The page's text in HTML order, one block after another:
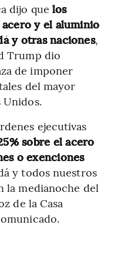
dijo que los
y el aluminio
y otras naciones,
Trump dio
de imponer
del mayor
Unidos.
ejecutivas
sobre el acero
o exenciones
y todos nuestros
la medianoche del
de la Casa